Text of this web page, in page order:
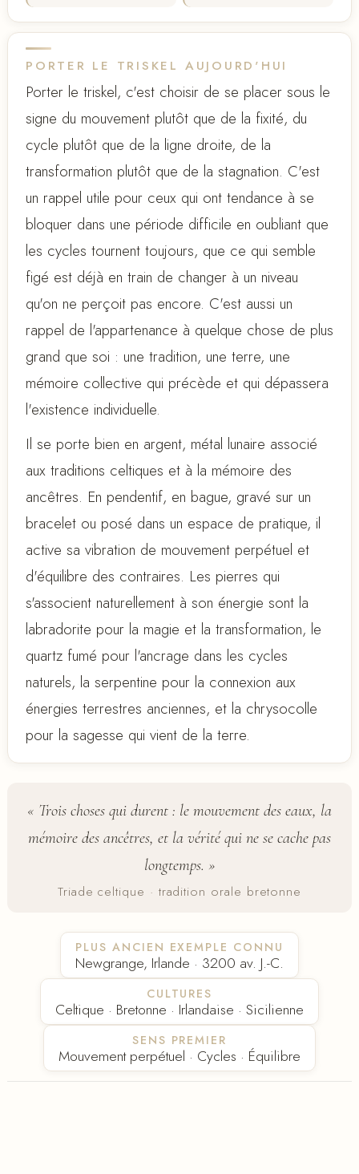
PORTER LE TRISKEL AUJOURD'HUI
Porter le triskel, c'est choisir de se placer sous le
signe du mouvement plutôt que de la fixité, du
cycle plutôt que de la ligne droite, de la
transformation plutôt que de la stagnation. C'est
un rappel utile pour ceux qui ont tendance à se
bloquer dans une période difficile en oubliant que
les cycles tournent toujours, que ce qui semble
figé est déjà en train de changer à un niveau
qu'on ne perçoit pas encore. C'est aussi un
rappel de l'appartenance à quelque chose de plus
grand que soi : une tradition, une terre, une
mémoire collective qui précède et qui dépassera
l'existence individuelle.
Il se porte bien en argent, métal lunaire associé
aux traditions celtiques et à la mémoire des
ancêtres. En pendentif, en bague, gravé sur un
bracelet ou posé dans un espace de pratique, il
active sa vibration de mouvement perpétuel et
d'équilibre des contraires. Les pierres qui
s'associent naturellement à son énergie sont la
labradorite pour la magie et la transformation, le
quartz fumé pour l'ancrage dans les cycles
naturels, la serpentine pour la connexion aux
énergies terrestres anciennes, et la chrysocolle
pour la sagesse qui vient de la terre.
« Trois choses qui durent : le mouvement des eaux, la
mémoire des ancêtres, et la vérité qui ne se cache pas
longtemps. »
Triade celtique · tradition orale bretonne
PLUS ANCIEN EXEMPLE CONNU
Newgrange, Irlande · 3200 av. J.-C.
CULTURES
Celtique · Bretonne · Irlandaise · Sicilienne
SENS PREMIER
Mouvement perpétuel · Cycles · Équilibre